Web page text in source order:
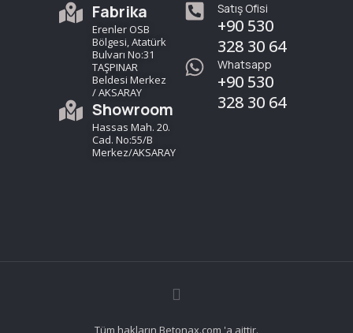
Fabrika
Erenler OSB
Bölgesi, Atatürk
Bulvarı No:31
TAŞPINAR
Beldesi Merkez
/ AKSARAY
Showroom
Hassas Mah. 20.
Cad. No:55/B
Merkez/AKSARAY
Satış Ofisi
+90 530
328 30 64
Whatsapp
+90 530
328 30 64
Tüm hakların Betonax.com 'a aittir.